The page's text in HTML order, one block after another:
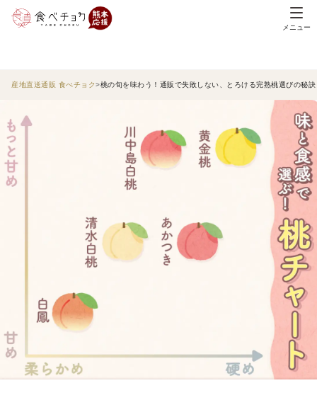
メニュー
産地直送通販 食べチョク 桃の旬を味わう！通販で失敗しない、とろける完熟桃選びの秘訣